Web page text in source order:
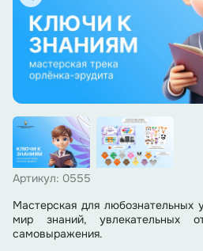
Артикул: 0555
Мастерская для
мир знаний, увлекательных
самовыражения.